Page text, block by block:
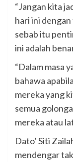
“Jangan kita
hari ini
sebab itu
ini adalah
“Dalam masa
bahawa
mereka yang
semua
mereka atau
Dato’ Siti
mendengar